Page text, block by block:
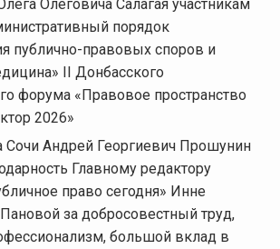
Олеговича Салагая участникам
порядок
публично-правовых споров и
II Донбасского
форума «Правовое пространство
2026»
Сочи Андрей Георгиевич Прошунин
Главному редактору
право сегодня» Инне
за добросовестный труд,
большой вклад в